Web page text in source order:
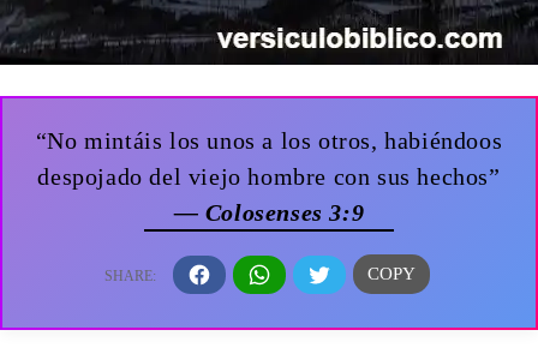
“No mintáis los unos a los otros, habiéndoos
despojado del viejo hombre con sus hechos”
— Colosenses 3:9